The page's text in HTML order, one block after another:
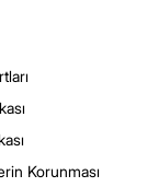
Korunması